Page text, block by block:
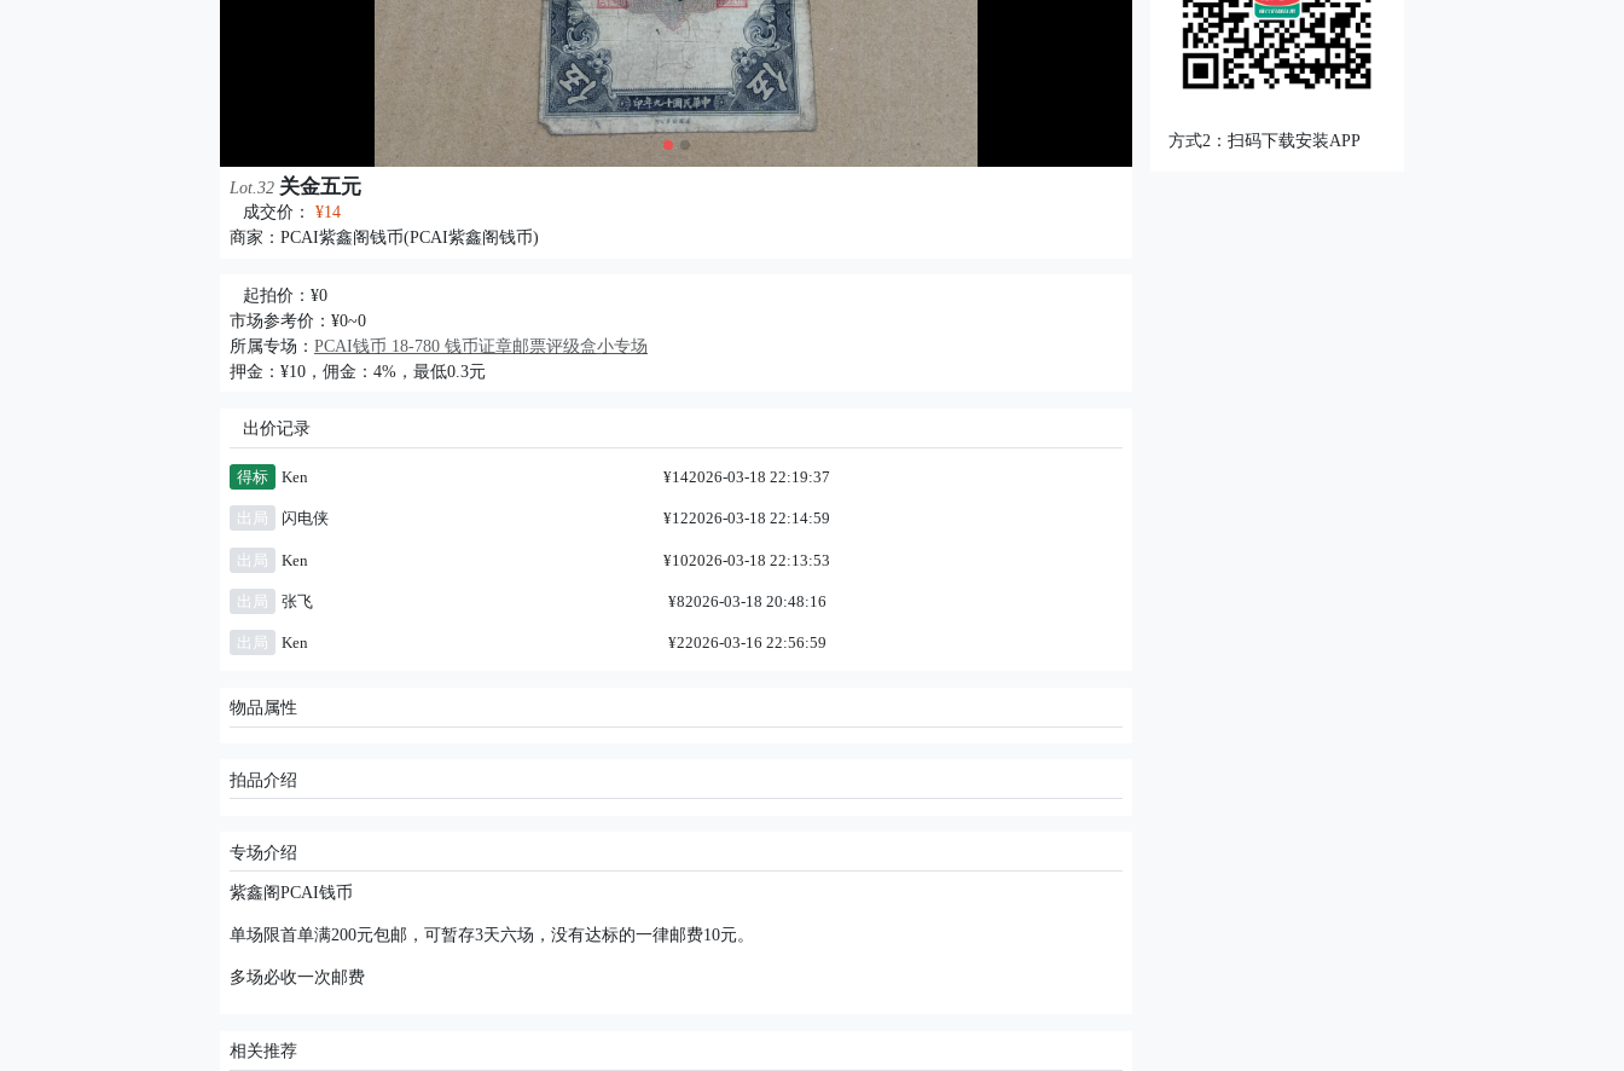
Lot.32 关金五元
成交价： ¥14
商家： PCAI紫鑫阁钱币(PCAI紫鑫阁钱币)
起拍价：¥0
市场参考价：¥0~0
所属专场： PCAI钱币 18-780 钱币证章邮票评级盒小专场
押金：¥10，佣金：4%，最低0.3元
出价记录
得标 Ken ¥142026-03-18 22:19:37
出局 闪电侠 ¥122026-03-18 22:14:59
出局 Ken ¥102026-03-18 22:13:53
出局 张飞 ¥82026-03-18 20:48:16
出局 Ken ¥22026-03-16 22:56:59
物品属性
拍品介绍
专场介绍
紫鑫阁PCAI钱币
单场限首单满200元包邮，可暂存3天六场，没有达标的一律邮费10元。
多场必收一次邮费
相关推荐
方式2：扫码下载安装APP